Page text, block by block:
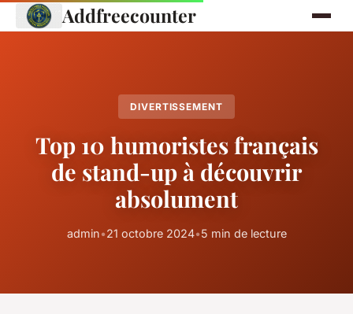
Addfreecounter
DIVERTISSEMENT
Top 10 humoristes français
de stand-up à découvrir
absolument
admin•21 octobre 2024•5 min de lecture